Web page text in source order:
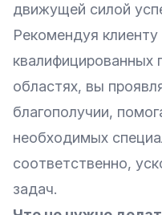
движущей силой
Рекомендуя
квалифицированных
областях, вы
благополучии,
необходимых
соответственно,
задач.